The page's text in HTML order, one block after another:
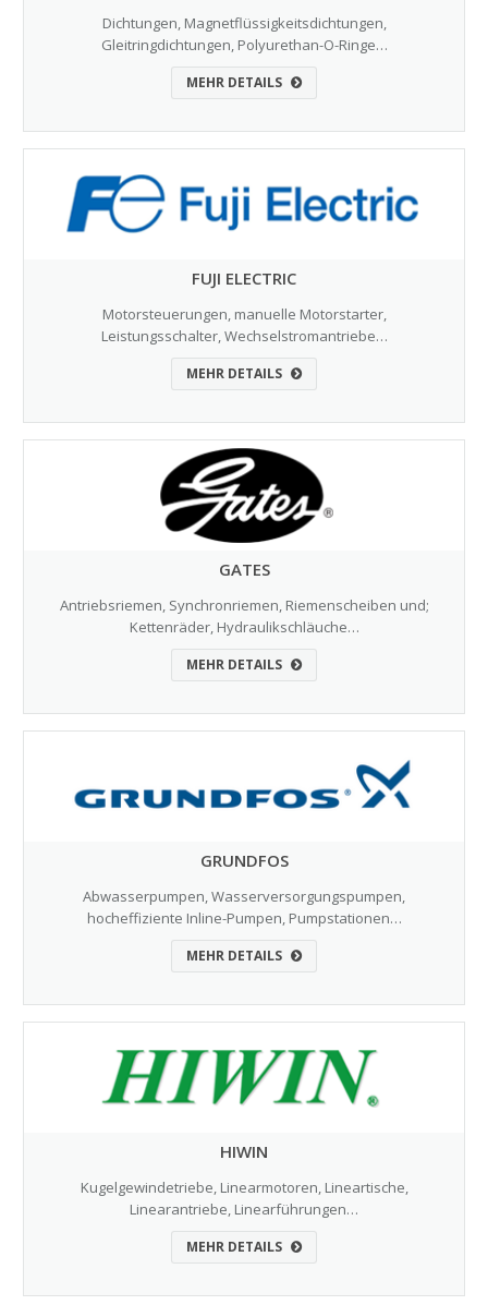
Dichtungen, Magnetflüssigkeitsdichtungen,
Gleitringdichtungen, Polyurethan-O-Ringe…
MEHR DETAILS
FUJI ELECTRIC
Motorsteuerungen, manuelle Motorstarter,
Leistungsschalter, Wechselstromantriebe…
MEHR DETAILS
GATES
Antriebsriemen, Synchronriemen, Riemenscheiben und;
Kettenräder, Hydraulikschläuche…
MEHR DETAILS
GRUNDFOS
Abwasserpumpen, Wasserversorgungspumpen,
hocheffiziente Inline-Pumpen, Pumpstationen…
MEHR DETAILS
HIWIN
Kugelgewindetriebe, Linearmotoren, Lineartische,
Linearantriebe, Linearführungen…
MEHR DETAILS